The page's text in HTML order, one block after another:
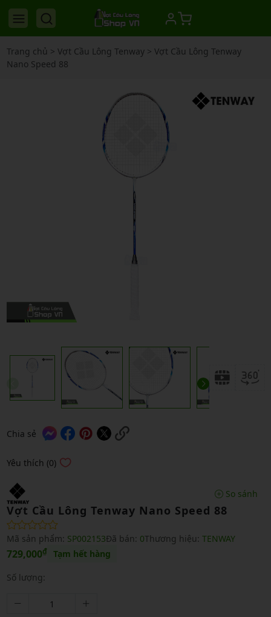
Trang chủ > Vợt Cầu Lông Tenway> Vợt Cầu Lông Tenway
Nano Speed 88
Chia sẻ
Yêu thích (0)
So sánh
Vợt Cầu Lông Tenway Nano Speed 88
Mã sản phẩm: SP002153Đã bán: 0Thương hiệu: TENWAY
729,000₫ Tạm hết hàng
Số lượng: